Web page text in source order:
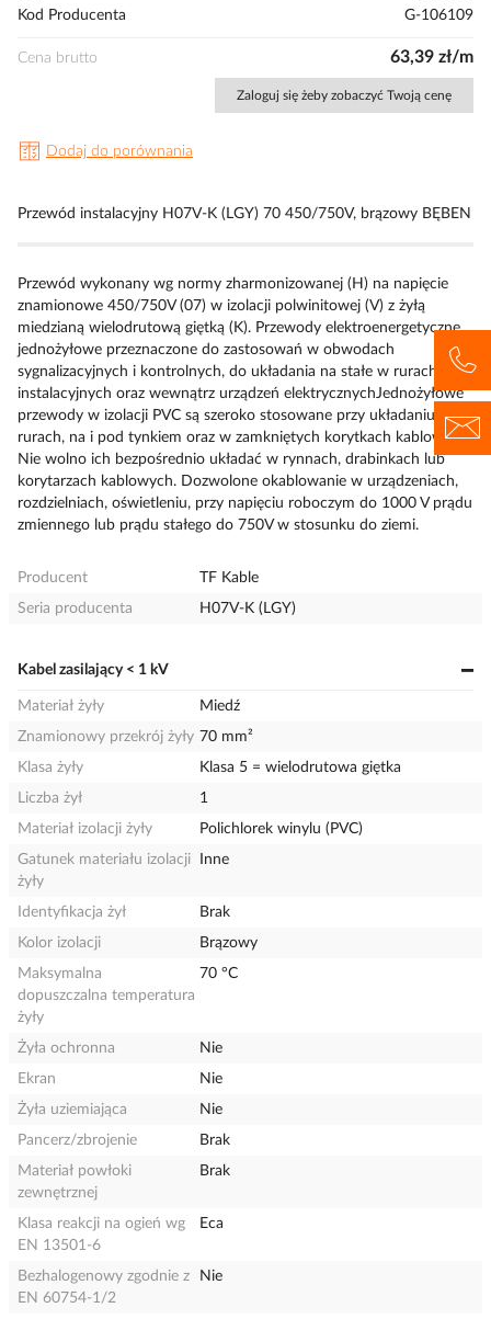
Kod Producenta
G-106109
Cena brutto 63,39 zł/m
Zaloguj się żeby zobaczyć Twoją cenę
Dodaj do porównania
Przewód instalacyjny H07V-K (LGY) 70 450/750V, brązowy BĘBEN
Przewód wykonany wg normy zharmonizowanej (H) na napięcie
znamionowe 450/750V (07) w izolacji polwinitowej (V) z żyłą
miedzianą wielodrutową giętką (K). Przewody elektroenergetyczne
jednożyłowe przeznaczone do zastosowań w obwodach
sygnalizacyjnych i kontrolnych, do układania na stałe w rurach
instalacyjnych oraz wewnątrz urządzeń elektrycznychJednożyłowe
przewody w izolacji PVC są szeroko stosowane przy układaniu w
rurach, na i pod tynkiem oraz w zamkniętych korytkach kablowych.
Nie wolno ich bezpośrednio układać w rynnach, drabinkach lub
korytarzach kablowych. Dozwolone okablowanie w urządzeniach,
rozdzielniach, oświetleniu, przy napięciu roboczym do 1000 V prądu
zmiennego lub prądu stałego do 750V w stosunku do ziemi.
Producent
TF Kable
Seria producenta
H07V-K (LGY)
Kabel zasilający < 1 kV
Materiał żyły
Miedź
Znamionowy przekrój żyły 70 mm²
Klasa żyły
Klasa 5 = wielodrutowa giętka
Liczba żył
1
Materiał izolacji żyły
Polichlorek winylu (PVC)
Gatunek materiału izolacji
żyły
Inne
Identyfikacja żył
Brak
Kolor izolacji
Brązowy
Maksymalna
dopuszczalna temperatura
żyły
70 °C
Żyła ochronna
Nie
Ekran
Nie
Żyła uziemiająca
Nie
Pancerz/zbrojenie
Brak
Materiał powłoki
zewnętrznej
Brak
Klasa reakcji na ogień wg
EN 13501-6
Eca
Bezhalogenowy zgodnie z
EN 60754-1/2
Nie